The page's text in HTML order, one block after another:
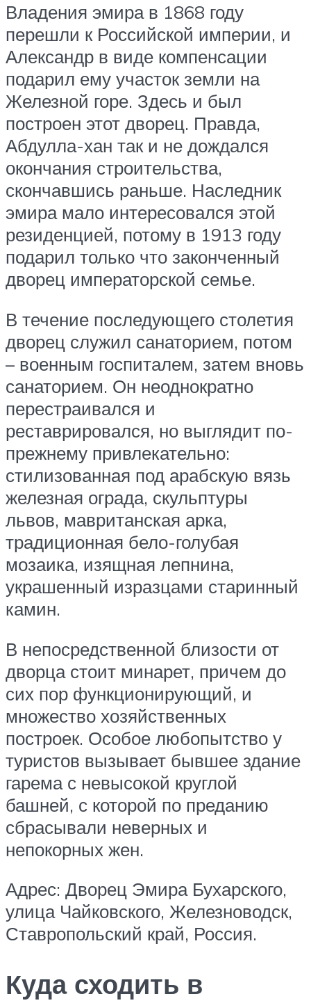
Владения эмира в 1868 году
перешли к Российской империи, и
Александр в виде компенсации
подарил ему участок земли на
Железной горе. Здесь и был
построен этот дворец. Правда,
Абдулла-хан так и не дождался
окончания строительства,
скончавшись раньше. Наследник
эмира мало интересовался этой
резиденцией, потому в 1913 году
подарил только что законченный
дворец императорской семье.
В течение последующего столетия
дворец служил санаторием, потом
– военным госпиталем, затем вновь
санаторием. Он неоднократно
перестраивался и
реставрировался, но выглядит по-
прежнему привлекательно:
стилизованная под арабскую вязь
железная ограда, скульптуры
львов, мавританская арка,
традиционная бело-голубая
мозаика, изящная лепнина,
украшенный изразцами старинный
камин.
В непосредственной близости от
дворца стоит минарет, причем до
сих пор функционирующий, и
множество хозяйственных
построек. Особое любопытство у
туристов вызывает бывшее здание
гарема с невысокой круглой
башней, с которой по преданию
сбрасывали неверных и
непокорных жен.
Адрес: Дворец Эмира Бухарского,
улица Чайковского, Железноводск,
Ставропольский край, Россия.
Куда сходить в